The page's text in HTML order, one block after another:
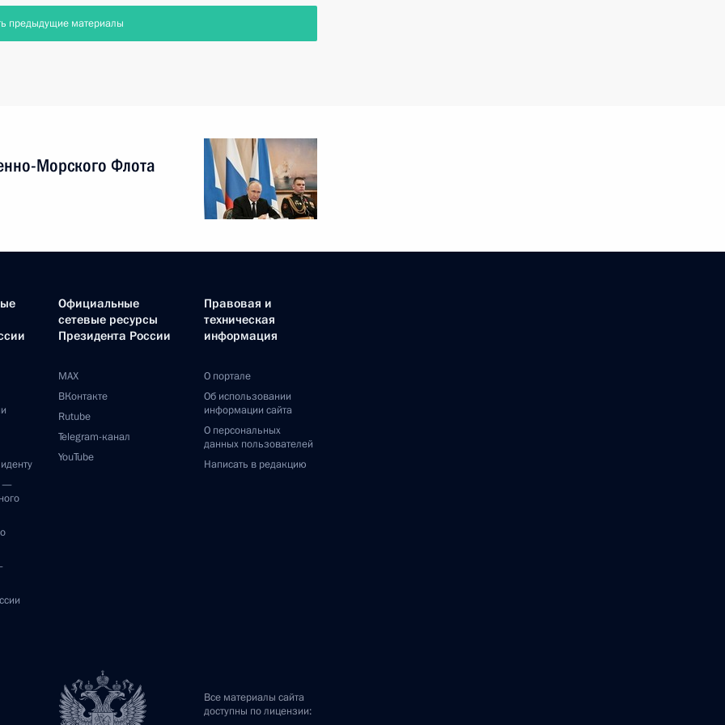
предыдущие материалы
Морского Флота
—
Официальные
сетевые ресурсы
Президента России
MAX
ВКонтакте
Rutube
Telegram-канал
YouTube
Правовая и
техническая
информация
О портале
Об использовании
информации сайта
О персональных
данных пользователей
Написать в редакцию
Все материалы сайта
доступны по лицензии: